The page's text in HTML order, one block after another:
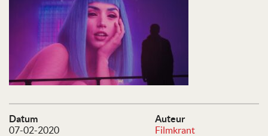
Datum
07-02-2020
Auteur
Filmkrant